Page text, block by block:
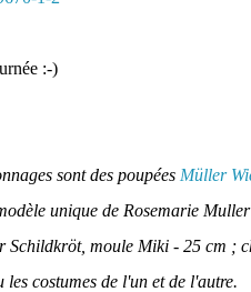
:-)
sont des poupées Müller
modèle unique de Rosemarie
Schildkröt, moule Miki - 25 cm ;
les costumes de l'un et de l'autre.